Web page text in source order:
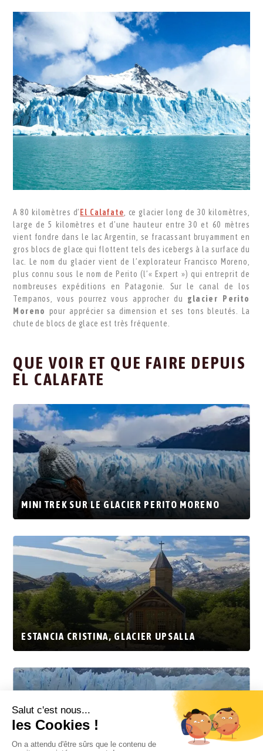
A 80 kilomètres d’ El Calafate , ce glacier long de 30 kilomètres,
large de 5 kilomètres et d’une hauteur entre 30 et 60 mètres
vient fondre dans le lac Argentin, se fracassant bruyamment en
gros blocs de glace qui flottent tels des icebergs à la surface du
lac. Le nom du glacier vient de l’explorateur Francisco Moreno,
plus connu sous le nom de Perito (l’« Expert ») qui entreprit de
nombreuses expéditions en Patagonie. Sur le canal de los
Tempanos, vous pourrez vous approcher du glacier Perito
Moreno pour apprécier sa dimension et ses tons bleutés. La
chute de blocs de glace est très fréquente.
QUE VOIR ET QUE FAIRE DEPUIS
EL CALAFATE
MINI TREK SUR LE GLACIER PERITO MORENO
ESTANCIA CRISTINA, GLACIER UPSALLA